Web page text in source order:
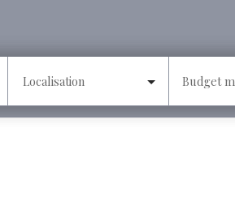
Localisation Budget